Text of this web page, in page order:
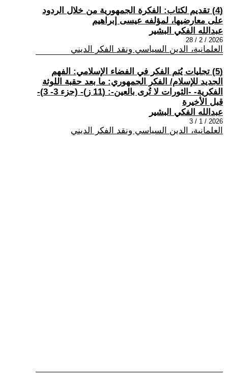
(4) تقديم لكتاب: الفكرة الجمهورية من خلال الردود
على معارضيها، لمؤلفه عيسى إبراهيم
عبدالله الفكي البشير
2026 / 2 / 28
العلمانية، الدين السياسي ونقد الفكر الديني
(5) تجليات يُتم الفكر في الفضاء الإسلامي: الفهم
الجديد للإسلام/ الفكر الجمهوري: ما بعد حقبة اللوثة
الفكرية- -الثورات لا تُرى بالعين-: (11 ز)- (جزء 3- 3)-
قبل الأخيرة
عبدالله الفكي البشير
2026 / 1 / 3
العلمانية، الدين السياسي ونقد الفكر الديني